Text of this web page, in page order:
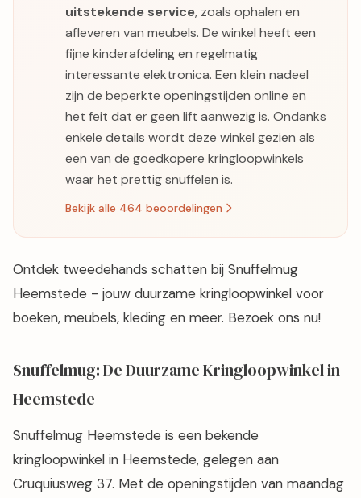
uitstekende service, zoals ophalen en
afleveren van meubels. De winkel heeft een
fijne kinderafdeling en regelmatig
interessante elektronica. Een klein nadeel
zijn de beperkte openingstijden online en
het feit dat er geen lift aanwezig is. Ondanks
enkele details wordt deze winkel gezien als
een van de goedkopere kringloopwinkels
waar het prettig snuffelen is.
Bekijk alle 464 beoordelingen
Ontdek tweedehands schatten bij Snuffelmug
Heemstede - jouw duurzame kringloopwinkel voor
boeken, meubels, kleding en meer. Bezoek ons nu!
Snuffelmug: De Duurzame Kringloopwinkel in
Heemstede
Snuffelmug Heemstede is een bekende
kringloopwinkel in Heemstede, gelegen aan
Cruquiusweg 37. Met de openingstijden van maandag